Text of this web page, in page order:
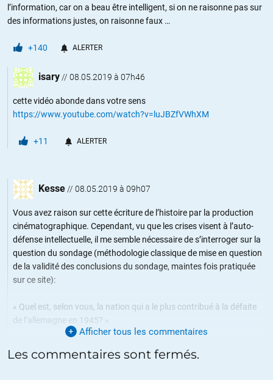
l’information, car on a beau être intelligent, si on ne raisonne pas sur
des informations justes, on raisonne faux …
+140 ALERTER
isary // 08.05.2019 à 07h46
cette vidéo abonde dans votre sens
https://www.youtube.com/watch?v=luJBZfVWhXM
+11 ALERTER
Kesse // 08.05.2019 à 09h07
Vous avez raison sur cette écriture de l’histoire par la production
cinématographique. Cependant, vu que les crises visent à l’auto-
défense intellectuelle, il me semble nécessaire de s’interroger sur la
question du sondage (méthodologie classique de mise en question
de la validité des conclusions du sondage, maintes fois pratiquée
sur ce site):
« Quel est, selon vous, la nation qui a le plus contribué à la défaite
de l’allemagne en 1945? »
– que veut dire contribuer? sans doute pas qq chose de simplement
Afficher tous les commentaires
Les commentaires sont fermés.